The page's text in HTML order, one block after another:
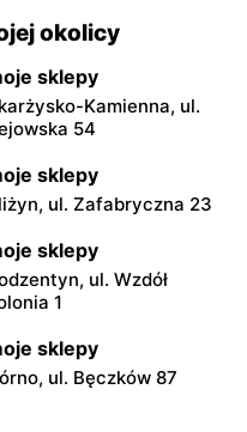
okolicy
sklepy
Kamienna, ul.
54
sklepy
ul. Zafabryczna 23
sklepy
ul. Wzdół
1
sklepy
ul. Bęczków 87